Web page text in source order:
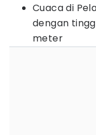
Cuaca di
dengan
meter